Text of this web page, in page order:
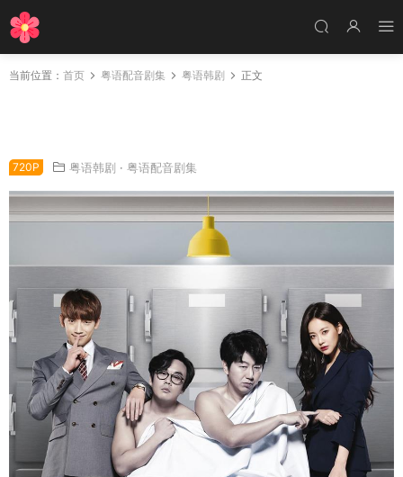
当前位置： 首页 粤语配音剧集 粤语韩剧 正文
720P 粤语韩剧 · 粤语配音剧集